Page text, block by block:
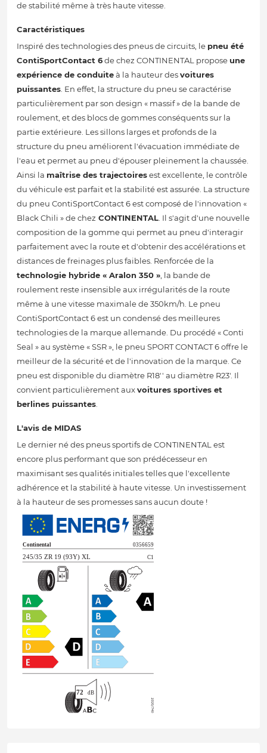
de stabilité même à très haute vitesse.
Caractéristiques
Inspiré des technologies des pneus de circuits, le pneu été
ContiSportContact 6de chez CONTINENTAL propose une
expérience de conduiteà la hauteur desvoitures
puissantes. En effet, la structure du pneu se caractérise
particulièrement par son design « massif » de la bande de
roulement, et des blocs de gommes conséquents sur la
partie extérieure. Les sillons larges et profonds de la
structure du pneu améliorent l'évacuation immédiate de
l'eau et permet au pneu d'épouser pleinement la chaussée.
Ainsi la maîtrise des trajectoiresest excellente, le contrôle
du véhicule est parfait et la stabilité est assurée. La structure
du pneu ContiSportContact 6 est composé de l'innovation «
Black Chili » de chez CONTINENTAL. Il s'agit d'une nouvelle
composition de la gomme qui permet au pneu d'interagir
parfaitement avec la route et d'obtenir des accélérations et
distances de freinages plus faibles. Renforcée de la
technologie hybride « Aralon 350 », la bande de
roulement reste insensible aux irrégularités de la route
même à une vitesse maximale de 350km/h. Le pneu
ContiSportContact 6 est un condensé des meilleures
technologies de la marque allemande. Du procédé « Conti
Seal » au système « SSR », le pneu SPORT CONTACT 6 offre le
meilleur de la sécurité et de l'innovation de la marque. Ce
pneu est disponible du diamètre R18'' au diamètre R23'. Il
convient particulièrement auxvoitures sportives et
berlines puissantes.
L'avis de MIDAS
Le dernier né des pneus sportifs de CONTINENTAL est
encore plus performant que son prédécesseur en
maximisant ses qualités initiales telles que l'excellente
adhérence et la stabilité à haute vitesse. Un investissement
à la hauteur de ses promesses sans aucun doute !